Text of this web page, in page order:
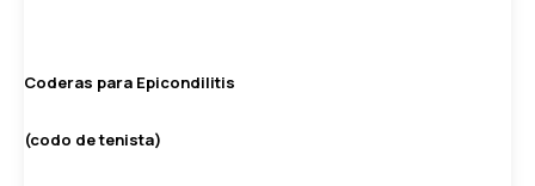
Coderas para Epicondilitis
(codo de tenista)